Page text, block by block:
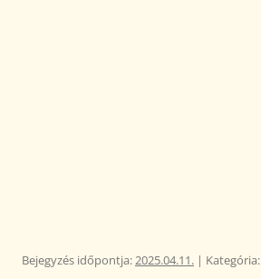
Bejegyzés időpontja:2025.04.11. | Kategória: